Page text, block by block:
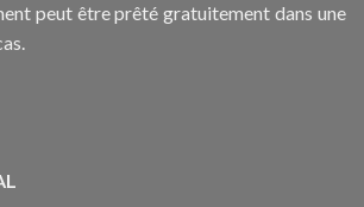
peut être prêté gratuitement dans une